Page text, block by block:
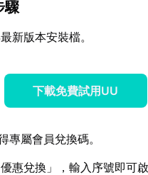
驟
新版本安裝檔。
下載免費試用UU
專屬會員兌換碼。
惠兌換」，輸入序號即可啟